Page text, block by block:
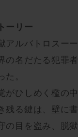
ーリー
アルバトロスーー
の名だたる犯罪
た。
がひしめく檻の
残る鍵は、壁に
の目を盗み、脱